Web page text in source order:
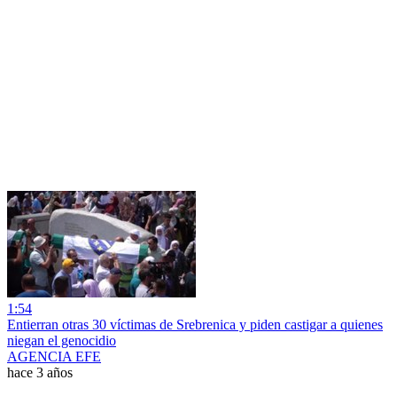
1:54
Entierran otras 30 víctimas de Srebrenica y piden castigar a quienes
niegan el genocidio
AGENCIA EFE
hace 3 años